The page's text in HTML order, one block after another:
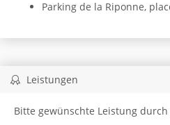
Parking de la Riponne,
Leistungen
Bitte gewünschte Leistung